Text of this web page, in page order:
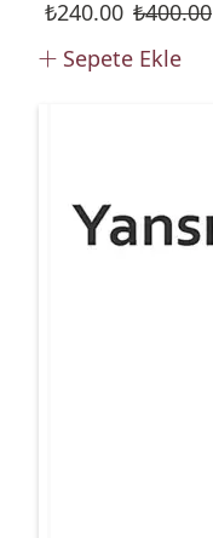
₺400.00
₺240.00
Sepete Ekle